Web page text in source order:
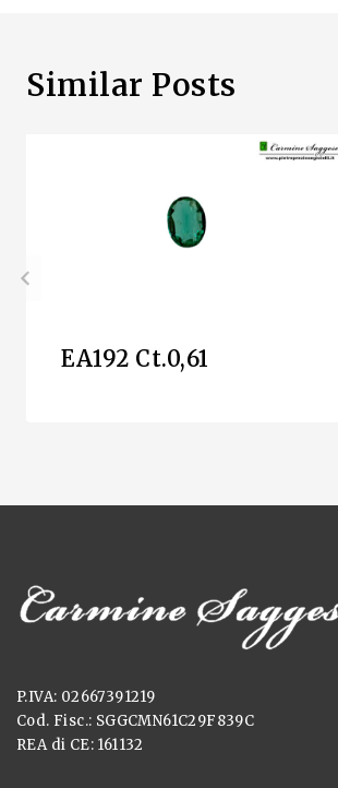
Similar Posts
EA192 Ct.0,61
P.IVA: 02667391219
Cod. Fisc.: SGGCMN61C29F839C
REA di CE: 161132